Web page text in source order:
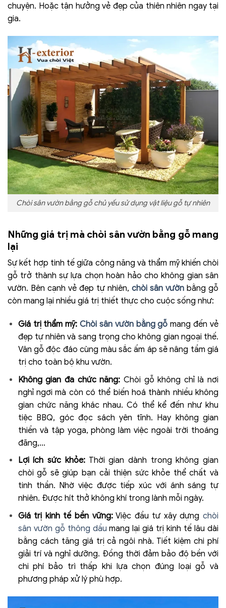
chuyện. Hoặc tận hưởng vẻ đẹp của thiên nhiên ngay tại
gia.
Chòi sân vườn bằng gỗ chủ yếu sử dụng vật liệu gỗ tự nhiên
Những giá trị mà chòi sân vườn bằng gỗ mang
lại
Sự kết hợp tinh tế giữa công năng và thẩm mỹ khiến chòi
gỗ trở thành sự lựa chọn hoàn hảo cho không gian sân
vườn. Bên cạnh vẻ đẹp tự nhiên, chòi sân vườn bằng gỗ
còn mang lại nhiều giá trị thiết thực cho cuộc sống như:
Giá trị thẩm mỹ: Chòi sân vườn bằng gỗ mang đến vẻ
đẹp tự nhiên và sang trọng cho không gian ngoại thế.
Vân gỗ độc đáo cùng màu sắc ấm áp sẽ nâng tầm giá
trị cho toàn bộ khu vườn.
Không gian đa chức năng: Chòi gỗ không chỉ là nơi
nghỉ ngơi mà còn có thể biến hoá thành nhiều không
gian chức năng khác nhau. Có thể kể đến như khu
tiệc BBQ, góc đọc sách yên tĩnh. Hay không gian
thiền và tập yoga, phòng làm việc ngoài trời thoáng
đãng,…
Lợi ích sức khỏe:Thời gian dành trong không gian
chòi gỗ sẽ giúp bạn cải thiện sức khỏe thể chất và
tinh thần. Nhờ việc được tiếp xúc với ánh sáng tự
nhiên. Được hít thở không khí trong lành mỗi ngày.
Giá trị kinh tế bền vững:Việc đầu tư xây dựngchòi
sân vườn gỗ thông dầu mang lại giá trị kinh tế lâu dài
bằng cách tăng giá trị cả ngôi nhà. Tiết kiệm chi phí
giải trí và nghỉ dưỡng. Đồng thời đảm bảo độ bền với
chi phí bảo trì thấp khi lựa chọn đúng loại gỗ và
phương pháp xử lý phù hợp.